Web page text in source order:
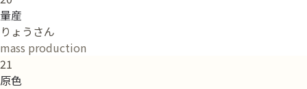
量産
りょうさん
mass production
21
原色